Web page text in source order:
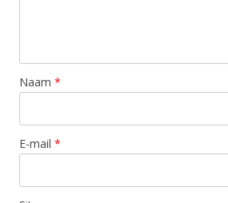
Naam *
E-mail *